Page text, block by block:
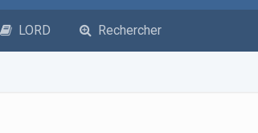
LORD Rechercher